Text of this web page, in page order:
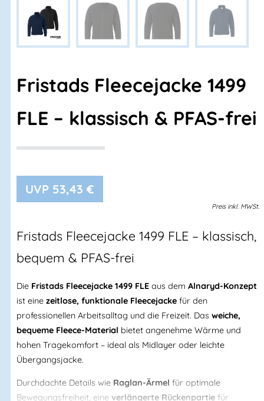
Fristads Fleecejacke 1499
FLE – klassisch & PFAS-frei
53,43 €
Preis inkl. MWSt.
Fristads Fleecejacke 1499 FLE – klassisch,
bequem & PFAS-frei
Die Fristads Fleecejacke 1499 FLE aus dem Alnaryd-Konzept
ist eine zeitlose, funktionale Fleecejacke für den
professionellen Arbeitsalltag und die Freizeit. Das weiche,
bequeme Fleece-Material bietet angenehme Wärme und
hohen Tragekomfort – ideal als Midlayer oder leichte
Übergangsjacke.
Durchdachte Details wie Raglan-Ärmel für optimale
Bewegungsfreiheit, eine verlängerte Rückenpartie für